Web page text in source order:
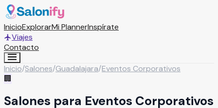
InicioExplorarMi PlannerInspírate
Viajes
Contacto
Inicio/Salones/Guadalajara/Eventos Corporativos
🏢
Salones para Eventos Corporativos